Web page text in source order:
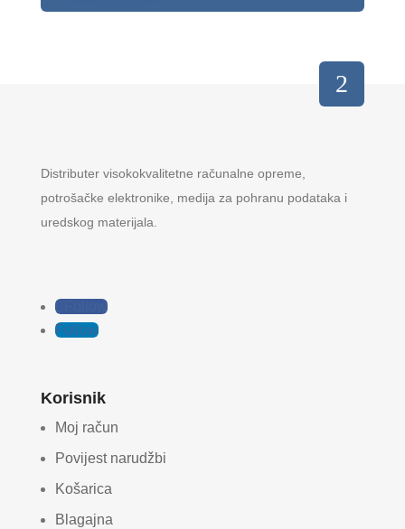
Distributer visokokvalitetne računalne opreme,
potrošačke elektronike, medija za pohranu podataka i
uredskog materijala.
Follow
Follow
Korisnik
Moj račun
Povijest narudžbi
Košarica
Blagajna